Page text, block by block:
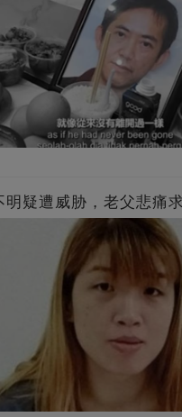
明疑遭威胁，老父悲痛